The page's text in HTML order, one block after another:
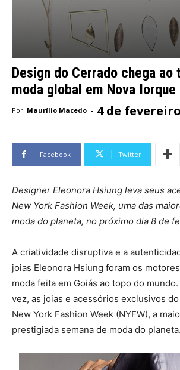
Design do Cerrado chega ao
moda global em Nova Iorque
Por: Maurílio Macedo - 4 de
Facebook Twitter
Designer Eleonora Hsiung leva seus
New York Fashion Week, uma das
moda do planeta, no próximo dia 8 de
A criatividade disruptiva e a
joias Eleonora Hsiung foram os
moda feita em Goiás ao topo do
vez, as joias e acessórios exclusivos
New York Fashion Week (NYFW), a
prestigiada semana de moda do planeta.